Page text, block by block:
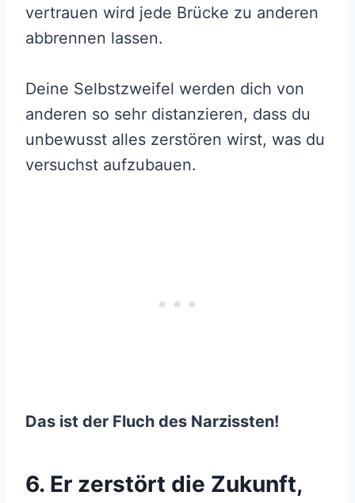
vertrauen wird jede Brücke zu anderen
abbrennen lassen.
Deine Selbstzweifel werden dich von
anderen so sehr distanzieren, dass du
unbewusst alles zerstören wirst, was du
versuchst aufzubauen.
Das ist der Fluch des Narzissten!
6. Er zerstört die Zukunft,